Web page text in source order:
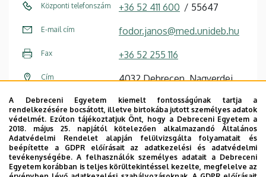
Központi telefonszám +36 52 411 600 55647
E-mail cím fodor.janos@med.unideb.hu
Fax +36 52 255 116
Cím
4032 Debrecen, Nagyerdei
Épület Elméleti négyszög, U épület
Emelet, ajtó 2. emelet, 2-5
Weboldal
Szervezeti weboldal
A Debreceni Egyetem kiemelt fontosságúnak tartja a
rendelkezésére bocsátott, illetve birtokába jutott személyes adatok
védelmét. Ezúton tájékoztatjuk Önt, hogy a Debreceni Egyetem a
2018. május 25. napjától kötelezően alkalmazandó Általános
Adatvédelmi Rendelet alapján felülvizsgálta folyamatait és
beépítette a GDPR előírásait az adatkezelési és adatvédelmi
tevékenységébe. A felhasználók személyes adatait a Debreceni
Egyetem korábban is teljes körültekintéssel kezelte, megfelelve az